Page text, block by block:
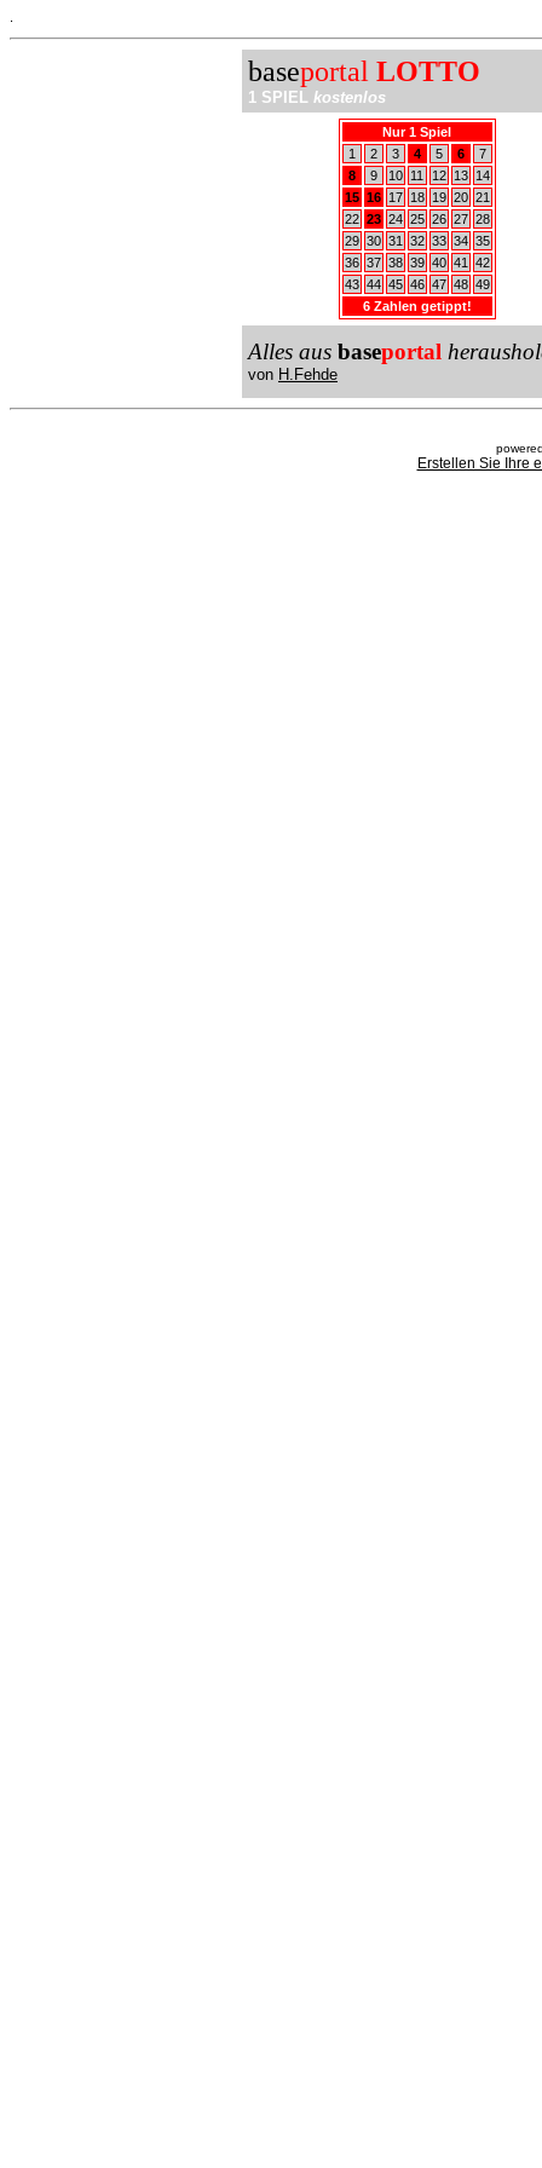
baseportal LOTTO
1 SPIEL kostenlos
Nur 1 Spiel
1
2 3 4 5 6
7
8
9 10 11 12 13
14
15 16 17 18 19 20 21
22 23 24 25 26 27 28
29 30 31 32 33 34 35
36 37 38 39 40 41
42
43 44 45 46 47 48 49
6 Zahlen getippt!
Alles aus baseportal
von H.Fehde
Erstellen Sie Ihre